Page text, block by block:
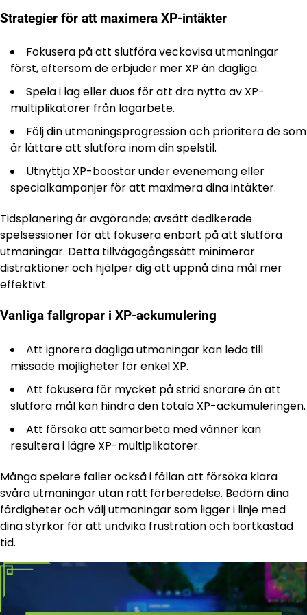
Strategier för att maximera XP-intäkter
Fokusera på att slutföra veckovisa utmaningar
först, eftersom de erbjuder mer XP än dagliga.
Spela i lag eller duos för att dra nytta av XP-
multiplikatorer från lagarbete.
Följ din utmaningsprogression och prioritera de som
är lättare att slutföra inom din spelstil.
Utnyttja XP-boostar under evenemang eller
specialkampanjer för att maximera dina intäkter.
Tidsplanering är avgörande; avsätt dedikerade
spelsessioner för att fokusera enbart på att slutföra
utmaningar. Detta tillvägagångssätt minimerar
distraktioner och hjälper dig att uppnå dina mål mer
effektivt.
Vanliga fallgropar i XP-ackumulering
Att ignorera dagliga utmaningar kan leda till
missade möjligheter för enkel XP.
Att fokusera för mycket på strid snarare än att
slutföra mål kan hindra den totala XP-ackumuleringen.
Att försaka att samarbeta med vänner kan
resultera i lägre XP-multiplikatorer.
Många spelare faller också i fällan att försöka klara
svåra utmaningar utan rätt förberedelse. Bedöm dina
färdigheter och välj utmaningar som ligger i linje med
dina styrkor för att undvika frustration och bortkastad
tid.